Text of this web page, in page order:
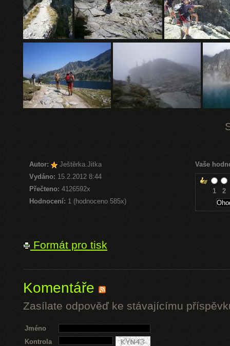
Autor:
Ještěrka.Jitka
Vydáno: 15.2.2012 8:44
Přečteno:4126592x
Hodnocení: 1 (hodnoceno 585x)
Vaše
1 2
Formát pro tisk
Komentáře
Zasílate odpověď ke stávajícímu
Jméno
Kontrola